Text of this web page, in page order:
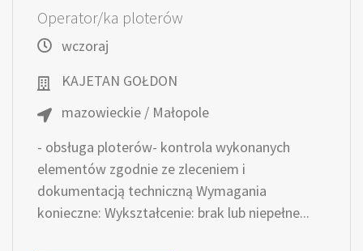
Operator/ka ploterów
wczoraj
KAJETAN GOŁDON
mazowieckie / Małopole
- obsługa ploterów- kontrola wykonanych
elementów zgodnie ze zleceniem i
dokumentacją techniczną Wymagania
konieczne: Wykształcenie: brak lub niepełne...